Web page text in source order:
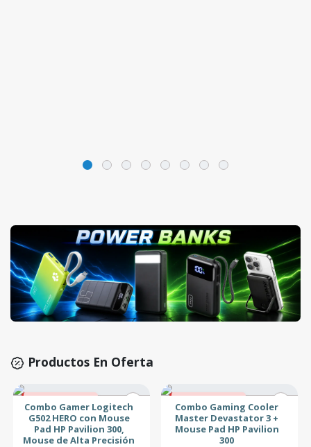
Productos En Oferta
Combo Gamer Logitech
G502 HERO con Mouse
Pad HP Pavilion 300,
Mouse de Alta Precisión
Combo Gaming Cooler
Master Devastator 3 +
Mouse Pad HP Pavilion
300